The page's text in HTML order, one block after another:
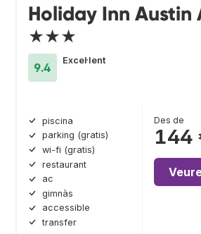
Holiday Inn Austin
★★★
9.4
Excel·lent
piscina
parking (gratis)
wi-fi (gratis)
restaurant
ac
gimnàs
accessible
transfer
Des de
144